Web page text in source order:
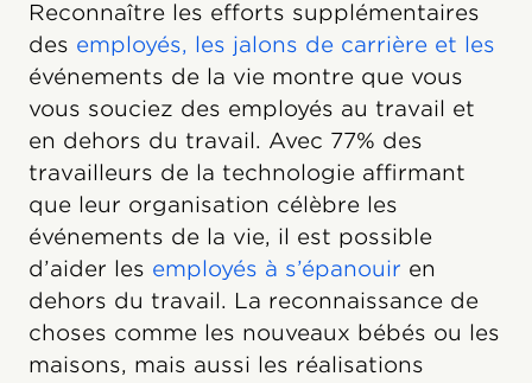
Reconnaître les efforts supplémentaires
des employés, les jalons de carrière et les
événements de la vie montre que vous
vous souciez des employés au travail et
en dehors du travail. Avec 77% des
travailleurs de la technologie affirmant
que leur organisation célèbre les
événements de la vie, il est possible
d’aider les employés à s’épanouir en
dehors du travail. La reconnaissance de
choses comme les nouveaux bébés ou les
maisons, mais aussi les réalisations